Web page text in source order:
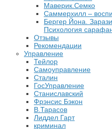
Маверик.Семко
Саммерхилл –
Бергер Йона.
Психология
Отзывы
Рекомендации
Управление
Тейлор
Самоуправление
Сталин
ГосУправление
Станиславский
Фрэнсис Бэкон
В.Тарасов
Лиддел Гарт
криминал